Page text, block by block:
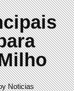
Noticias